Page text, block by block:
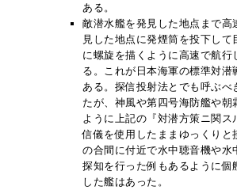
ある。
敵潜水艦を発見した地点まで高
見した地点に発煙筒を投下し
に螺旋を描くように高速で航行
る。これが日本海軍の標準対潜
ある。探信投射法とでも呼ぶべ
たが、神風や第四号海防艦や朝
ように上記の『対潜方策ニ関ス
信儀を使用したままゆっくりと
の合間に付近で水中聴音機や水
探知を行った例もあるように個
した艦はあった。